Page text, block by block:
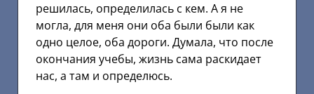
решилась, определилась с кем. А я не
могла, для меня они оба были были как
одно целое, оба дороги. Думала, что после
окончания учебы, жизнь сама раскидает
нас, а там и определюсь.